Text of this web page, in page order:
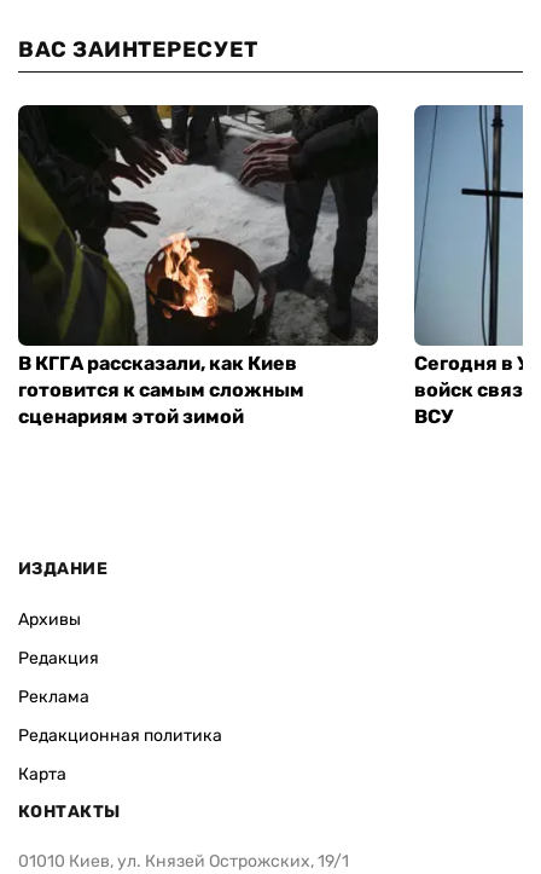
ВАС ЗАИНТЕРЕСУЕТ
В КГГА рассказали, как Киев
готовится к самым сложным
сценариям этой зимой
Сегодня в
войск
ВСУ
ИЗДАНИЕ
Архивы
Редакция
Реклама
Редакционная политика
Карта
КОНТАКТЫ
01010 Киев, ул. Князей Острожских, 19/1